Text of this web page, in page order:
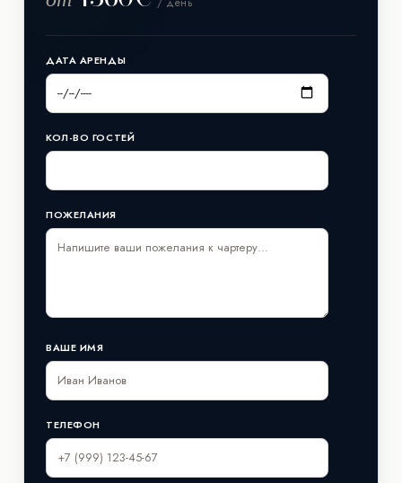
ДАТА АРЕНДЫ
КОЛ-ВО ГОСТЕЙ
ПОЖЕЛАНИЯ
ВАШЕ ИМЯ
ТЕЛЕФОН